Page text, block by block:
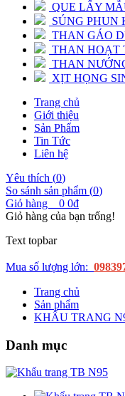
QUE LẤY
SÚNG PHUN
THAN GÁO
THAN HOẠT
THAN
XỊT HỌNG
Trang chủ
Giới thiệu
Sản Phẩm
Tin Tức
Liên hệ
Yêu thích (0)
So sánh sản phẩm (0)
Giỏ hàng
0 0đ
Giỏ hàng của bạn trống!
Text topbar
Mua số lượng lớn:
Trang chủ
Sản phẩm
KHẨU TRANG
Danh mục